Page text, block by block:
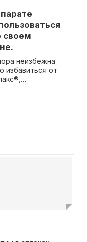
своем
неизбежна
избавиться от
о